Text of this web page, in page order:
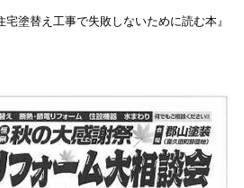
失敗しないために読む本』